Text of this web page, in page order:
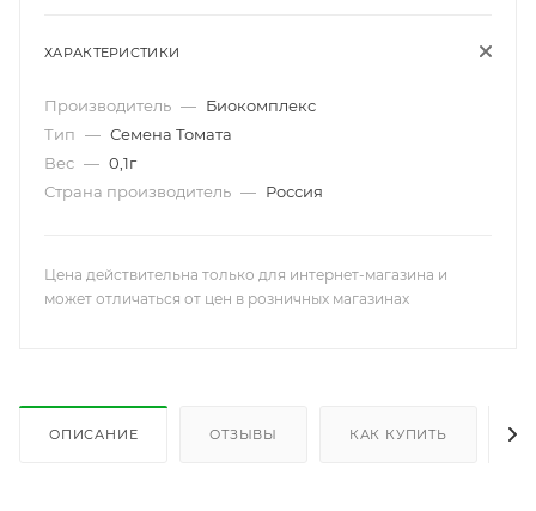
ХАРАКТЕРИСТИКИ
Производитель — Биокомплекс
Тип — Семена Томата
Вес — 0,1г
Страна производитель — Россия
Цена действительна только для интернет-магазина и
может отличаться от цен в розничных магазинах
ОПИСАНИЕ ОТЗЫВЫ КАК КУПИТЬ